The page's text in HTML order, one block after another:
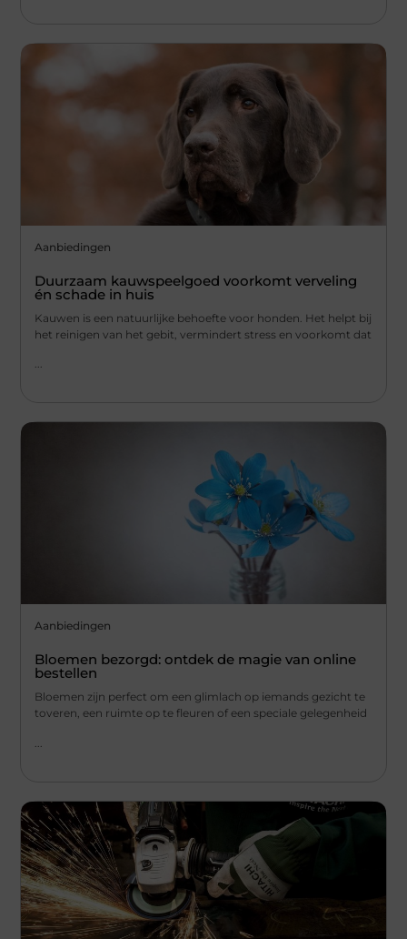
Aanbiedingen
Duurzaam kauwspeelgoed voorkomt verveling
én schade in huis
Kauwen is een natuurlijke behoefte voor honden. Het helpt bij
het reinigen van het gebit, vermindert stress en voorkomt dat
...
Aanbiedingen
Bloemen bezorgd: ontdek de magie van online
bestellen
Bloemen zijn perfect om een glimlach op iemands gezicht te
toveren, een ruimte op te fleuren of een speciale gelegenheid